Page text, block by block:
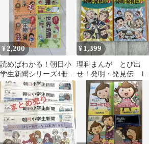
¥ 2,200
読めばわかる！朝日小
学生新聞シリーズ4冊セ
ット バラ売り可能
¥ 1,399
理科まんが とび出
せ！発明・発見伝 1 2
セット 朝日小学生新
聞 伝記